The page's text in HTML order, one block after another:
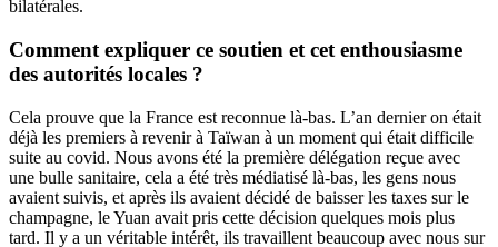
bilatérales.
Comment expliquer ce soutien et cet enthousiasme
des autorités locales ?
Cela prouve que la France est reconnue là-bas. L’an dernier on était
déjà les premiers à revenir à Taïwan à un moment qui était difficile
suite au covid. Nous avons été la première délégation reçue avec
une bulle sanitaire, cela a été très médiatisé là-bas, les gens nous
avaient suivis, et après ils avaient décidé de baisser les taxes sur le
champagne, le Yuan avait pris cette décision quelques mois plus
tard. Il y a un véritable intérêt, ils travaillent beaucoup avec nous sur